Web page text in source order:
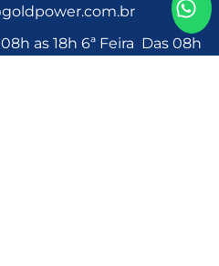
08h as 18h 6ª Feira Das 08h